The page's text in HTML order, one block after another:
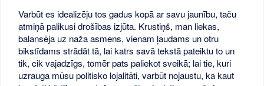
Varbūt es idealizēju tos gadus kopā ar savu jaunību, taču
atmiņā palikusi drošības izjūta. Krustiņš, man liekas,
balansēja uz naža asmens, vienam ļaudams un otru
bikstīdams strādāt tā, lai katrs savā tekstā pateiktu to un
tik, cik vajadzīgs, tomēr pats paliekot sveikā; lai tie, kuri
uzrauga mūsu politisko lojalitāti, varbūt nojaustu, ka kaut